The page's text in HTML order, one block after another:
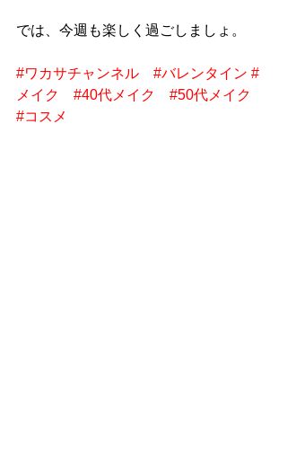
では、今週も楽しく過ごしましょ。
#ワカサチャンネル #バレンタイン #
メイク
#40代メイク
#50代メイク
#コスメ